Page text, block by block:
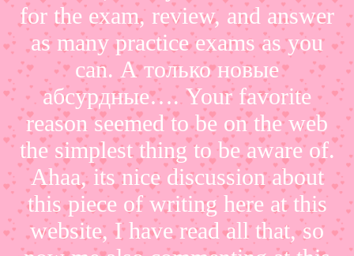
for the exam, review, and answer
as many practice exams as you
can. А только новые
абсурдные…. Your favorite
reason seemed to be on the web
the simplest thing to be aware of.
Ahaa, its nice discussion about
this piece of writing here at this
website, I have read all that, so